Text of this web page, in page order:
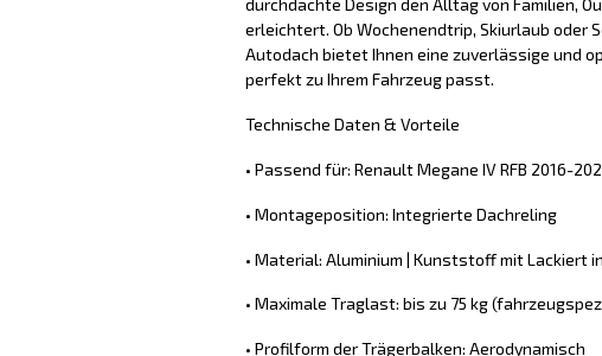
durchdachte Design den Alltag von Familien,
erleichtert. Ob Wochenendtrip, Skiurlaub oder
Autodach bietet Ihnen eine zuverlässige und
perfekt zu Ihrem Fahrzeug passt.
Technische Daten & Vorteile
• Passend für: Renault Megane IV RFB 2016-
• Montageposition: Integrierte Dachreling
• Material: Aluminium | Kunststoff mit Lackiert
• Maximale Traglast: bis zu 75 kg
• Profilform der Trägerbalken: Aerodynamisch